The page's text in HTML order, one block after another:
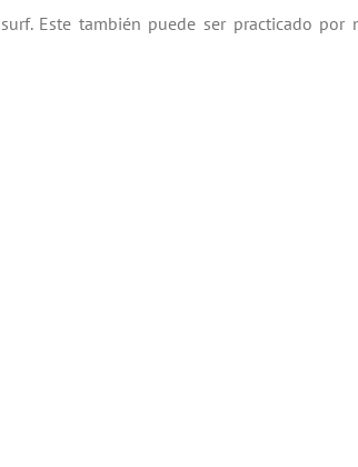
Este también puede ser practicado por